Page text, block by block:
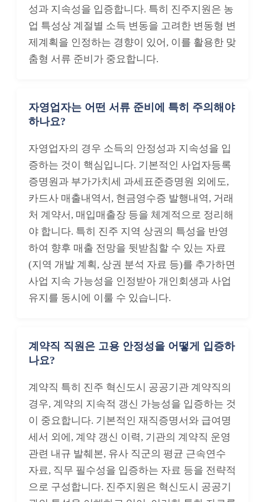
성과 지속성을 입증합니다. 특히 진주지원은 농
업 특성상 계절별 소득 변동을 고려한 변동형 변
제계획을 인정하는 경향이 있어, 이를 활용한 맞
춤형 서류 준비가 중요합니다.
자영업자는 어떤 서류 준비에 특히 주의해야
하나요?
자영업자의 경우 소득의 안정성과 지속성을 입
증하는 것이 핵심입니다. 기본적인 사업자등록
증명원과 부가가치세 과세표준증명원 외에도,
카드사 매출내역서, 현금영수증 발행내역, 거래
처 계약서, 매입매출장 등을 체계적으로 정리해
야 합니다. 특히 진주 지역 상권의 특성을 반영
하여 향후 매출 전망을 뒷받침할 수 있는 자료
(지역 개발 계획, 상권 분석 자료 등)를 추가하면
사업 지속 가능성을 인정받아 개인회생과 사업
유지를 동시에 이룰 수 있습니다.
계약직 직원은 고용 안정성을 어떻게 입증하
나요?
계약직 특히 진주 혁신도시 공공기관 계약직의
경우, 계약의 지속적 갱신 가능성을 입증하는 것
이 중요합니다. 기본적인 재직증명서와 급여명
세서 외에, 계약 갱신 이력, 기관의 계약직 운영
관련 내규 발췌본, 유사 직군의 평균 근속연수
자료, 직무 필수성을 입증하는 자료 등을 전략적
으로 구성합니다. 진주지원은 혁신도시 공공기